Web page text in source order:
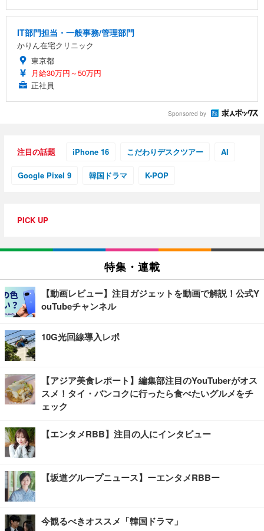
IT部門担当・一般事務/管理部門
かりん在宅クリニック
東京都
月給30万円～50万円
正社員
Sponsored by
注目の話題 iPhone 16 こだわりデスクツアー AI
Google Pixel 9 韓国ドラマ K-POP
PICK UP
特集・連載
【動画レビュー】注目ガジェットを動画で解説！公式Y
ouTubeチャンネル
10G光回線導入レポ
【アジア美食レポート】編集部注目のYouTuberがオス
スメ！タイ・バンコクに行ったら食べたいグルメをチ
ェック
【エンタメRBB】注目の人にインタビュー
【坂道グループニュース】ーエンタメRBBー
今観るべきオススメ「韓国ドラマ」